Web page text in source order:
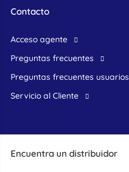
Encuentra un distribuidor
Contacto
acceso agente
preguntas frecuentes
preguntas frecuentes usuarios
Servicio al Cliente